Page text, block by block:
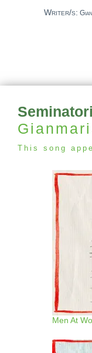
Writer/s:
This song
Men At